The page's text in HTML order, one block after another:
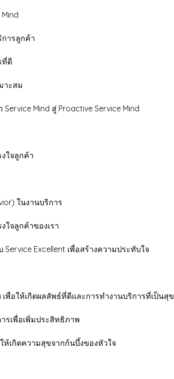
ารลูกค้า
ที่ดี
าะสม
Mind สู่ Proactive Service Mind
ใจลูกค้า
ในงานบริการ
จลูกค้าของเรา
Excellent เพื่อสร้างความประทับใจ
ให้เกิดผลลัพธ์ที่ดีและการทำงานบริการที่เป็นสุข
เพื่อเพิ่มประสิทธิภาพ
กิดความสุขจากก้นบึ้งของหัวใจ